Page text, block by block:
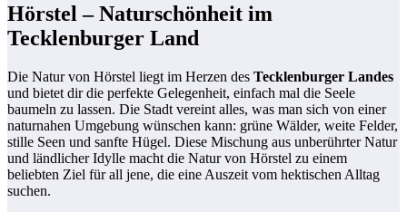
Hörstel – Naturschönheit im
Tecklenburger Land
Die Natur von Hörstel liegt im Herzen des Tecklenburger Landes
und bietet dir die perfekte Gelegenheit, einfach mal die Seele
baumeln zu lassen. Die Stadt vereint alles, was man sich von einer
naturnahen Umgebung wünschen kann: grüne Wälder, weite Felder,
stille Seen und sanfte Hügel. Diese Mischung aus unberührter Natur
und ländlicher Idylle macht die Natur von Hörstel zu einem
beliebten Ziel für all jene, die eine Auszeit vom hektischen Alltag
suchen.